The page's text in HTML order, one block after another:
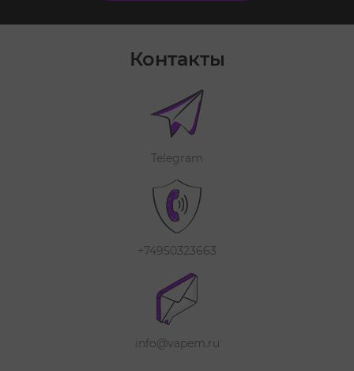
Контакты
Telegram
+74950323663
info@vapem.ru